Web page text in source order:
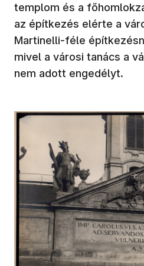
templom és a
az építkezés elérte a
Martinelli-féle
mivel a városi tanács a
nem adott engedélyt.